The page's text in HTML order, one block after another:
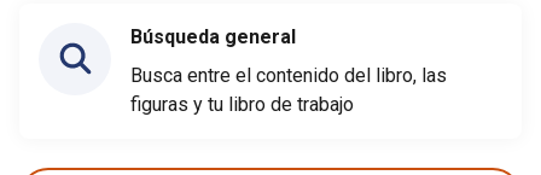
Búsqueda general
Busca entre el contenido del libro, las
figuras y tu libro de trabajo